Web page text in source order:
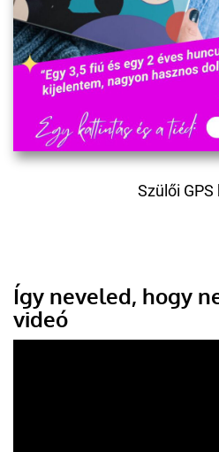
Szülői GPS
Így neveled, hogy
videó